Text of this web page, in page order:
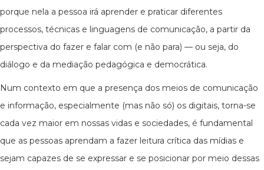
porque nela a pessoa irá aprender e praticar diferentes
processos, técnicas e linguagens de comunicação, a partir da
perspectiva do fazer e falar com (e não para) — ou seja, do
diálogo e da mediação pedagógica e democrática.
Num contexto em que a presença dos meios de comunicação
e informação, especialmente (mas não só) os digitais, torna-se
cada vez maior em nossas vidas e sociedades, é fundamental
que as pessoas aprendam a fazer leitura crítica das mídias e
sejam capazes de se expressar e se posicionar por meio dessas